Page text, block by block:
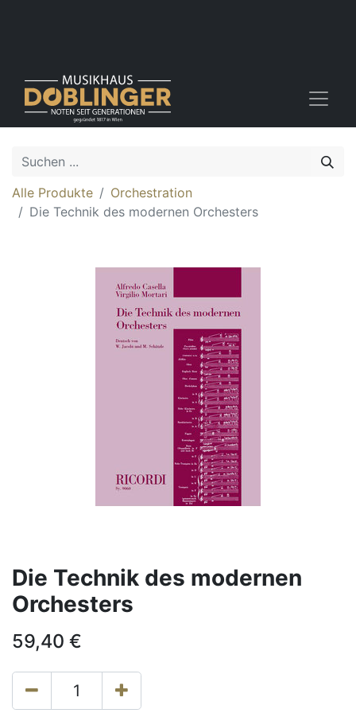
Alle Produkte
Orchestration
Die Technik des modernen Orchesters
Die Technik des modernen
Orchesters
59,40 €